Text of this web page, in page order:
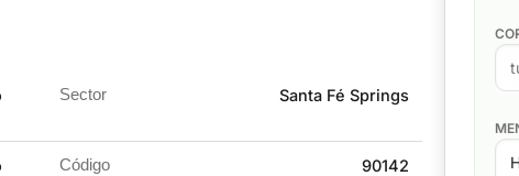
cocineta y baño completo, ideal para
pensado para tu bienestar.
Sector Santa Fé Springs
Código 90142